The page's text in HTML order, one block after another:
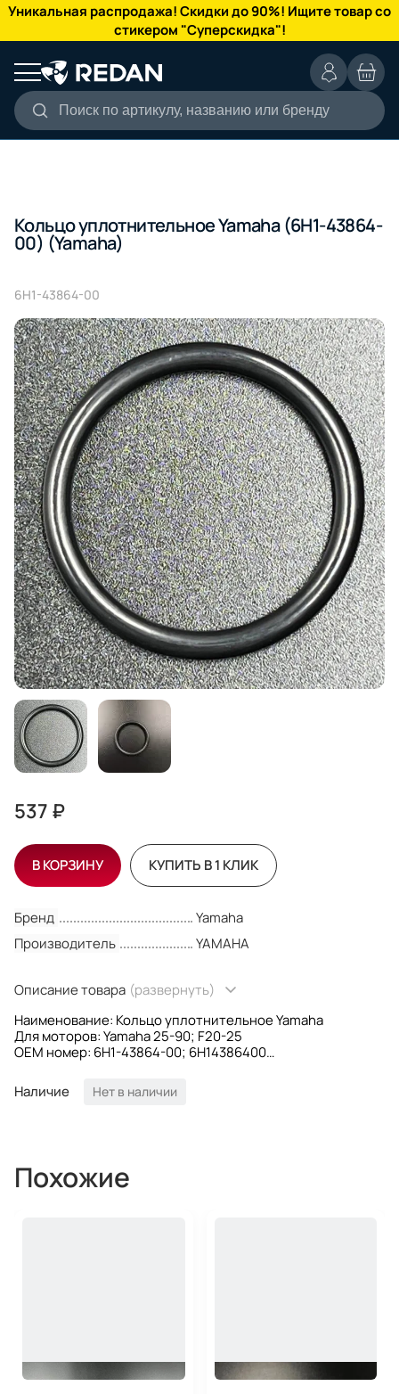
Уникальная распродажа! Скидки до 90%! Ищите товар со
стикером "Суперскидка"!
Поиск по артикулу, названию или бренду
КАТАЛОГ
Кольцо уплотнительное Yamaha (6H1-43864-
00) (Yamaha)
6H1-43864-00
Бренд
Yamaha
Производитель
YAMAHA
Описание товара (развернуть)
Наименование: Кольцо уплотнительное Yamaha
Для моторов: Yamaha 25-90; F20-25
OEM номер: 6H1-43864-00; 6H14386400
Наличие
Нет в наличии
537 ₽
В КОРЗИНУ КУПИТЬ В 1 КЛИК
Похожие